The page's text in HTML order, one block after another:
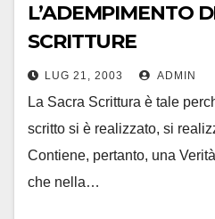
L’ADEMPIMENTO
SCRITTURE
LUG 21, 2003 ADMIN
La Sacra Scrittura è tale
scritto si è realizzato, si
Contiene, pertanto, una
che nella…